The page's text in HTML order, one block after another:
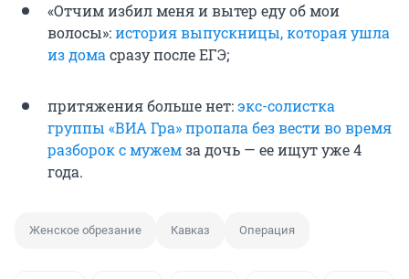
«Отчим избил меня и вытер еду об мои
волосы»:история выпускницы, которая ушла
из дома сразу после ЕГЭ;
притяжения больше нет:экс-солистка
группы «ВИА Гра» пропала без вести во время
разборок с мужемза дочь — ее ищут уже 4
года.
Женское обрезание Кавказ Операция